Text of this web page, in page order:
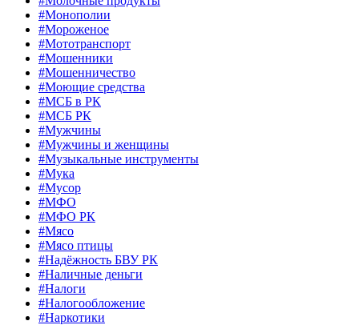
#Монополии
#Мороженое
#Мототранспорт
#Мошенники
#Мошенничество
#Моющие средства
#МСБ в РК
#МСБ РК
#Мужчины
#Мужчины и женщины
#Музыкальные инструменты
#Мука
#Мусор
#МФО
#МФО РК
#Мясо
#Мясо птицы
#Надёжность БВУ РК
#Наличные деньги
#Налоги
#Налогообложение
#Наркотики